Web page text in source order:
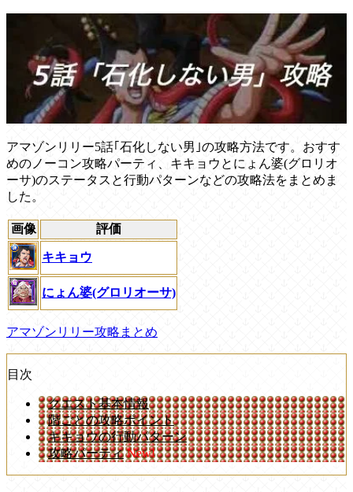
アマゾンリリー5話｢石化しない男｣の攻略方法です。おすす
めのノーコン攻略パーティ、キキョウとにょん婆(グロリオ
ーサ)のステータスと行動パターンなどの攻略法をまとめま
した。
画像 評価
キキョウ
にょん婆(グロリオーサ)
アマゾンリリー攻略まとめ
目次
クエスト基本情報
階ごとの攻略ポイント
キキョウの行動パターン
攻略パーティNew!